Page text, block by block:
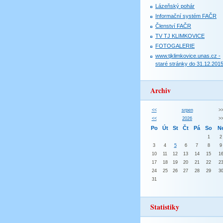
Lázeňský pohár
Informační systém FAČR
Členství FAČR
TV TJ KLIMKOVICE
FOTOGALERIE
www.tjklimkovice.unas.cz -
staré stránky do 31.12.2015
Archiv
<< srpen
>>
<<
2026 >>
Po Út St Čt Pá So
1
2
3
4 5 6 7 8
9
10
11 12 13 14 15
16
17
18 19 20 21 22
23
24
25 26 27 28 29
30
31
Statistiky